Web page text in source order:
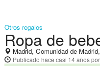
Otros regalos
Ropa de
Madrid, Comunidad de
Publicado hace casi 14 años